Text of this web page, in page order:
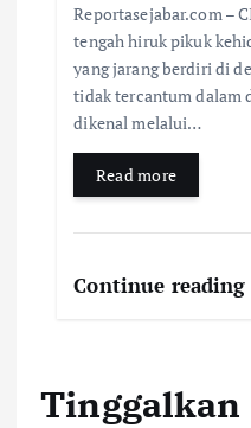
Reportasejabar.com –
tengah hiruk pikuk
yang jarang berdiri di
tidak tercantum dalam
dikenal melalui…
Read more
Continue reading
Tinggalkan